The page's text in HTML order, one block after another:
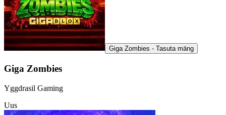
Giga Zombies - Tasuta mäng
Giga Zombies
Yggdrasil Gaming
Uus